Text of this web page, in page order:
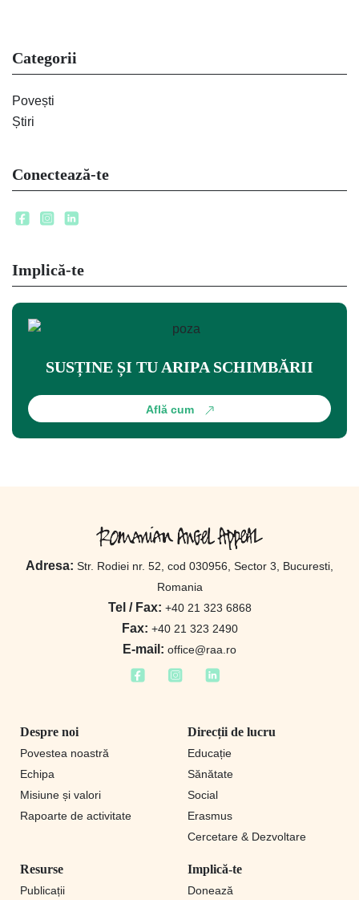
Categorii
Povești
Știri
Conectează-te
Implică-te
SUSȚINE ȘI TU ARIPA SCHIMBĂRII
Află cum
Adresa: Str. Rodiei nr. 52, cod 030956, Sector 3, Bucuresti,
Romania
Tel / Fax: +40 21 323 6868
Fax: +40 21 323 2490
E-mail: office@raa.ro
Despre noi
Povestea noastră
Echipa
Misiune și valori
Rapoarte de activitate
Direcții de lucru
Educație
Sănătate
Social
Erasmus
Cercetare & Dezvoltare
Resurse
Publicații
Implică-te
Donează